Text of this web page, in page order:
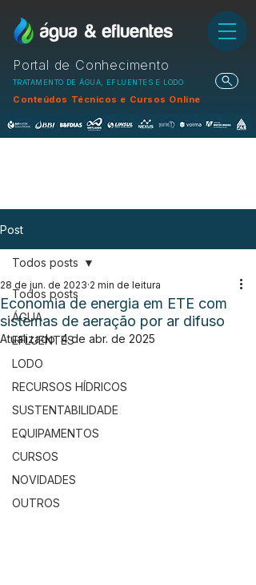
Portal de Conhecimento
TRATAMENTO DE ÁGUA, EFLUENTES E LODO
Conteúdos Técnicos e Cursos Online
Post
Todos posts
ÁGUA
EFLUENTES
LODO
RECURSOS HÍDRICOS
SUSTENTABILIDADE
EQUIPAMENTOS
CURSOS
NOVIDADES
OUTROS
Todos posts
Economia de energia em ETE com
sistemas de aeração por ar difuso
28 de jun. de 2023 2 min de leitura
Atualizado:4 de abr. de 2025